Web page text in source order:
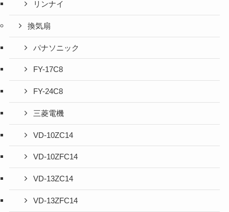
リンナイ
換気扇
パナソニック
FY-17C8
FY-24C8
三菱電機
VD-10ZC14
VD-10ZFC14
VD-13ZC14
VD-13ZFC14